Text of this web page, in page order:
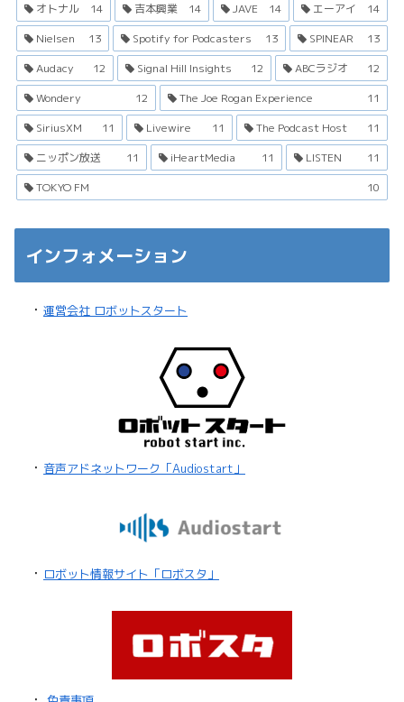
オトナル
14 吉本興業 14 JAVE 14 エーアイ
14
Nielsen
13 Spotify for Podcasters 13 SPINEAR
13
Audacy
12 Signal Hill Insights 12 ABCラジオ
12
Wondery
12 The Joe Rogan Experience
11
SiriusXM
11 Livewire 11 The Podcast Host
11
ニッポン放送
11 iHeartMedia 11 LISTEN
11
TOKYO FM
10
インフォメーション
・ 運営会社 ロボットスタート
・ 音声アドネットワーク「Audiostart」
・ ロボット情報サイト「ロボスタ」